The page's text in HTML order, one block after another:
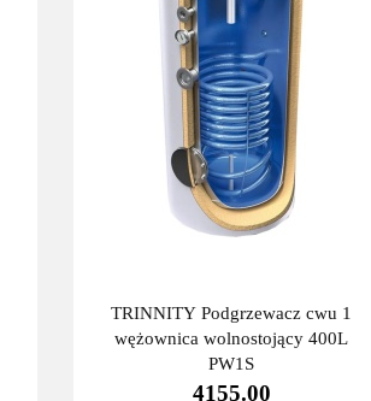
TRINNITY Podgrzewacz cwu 1
wężownica wolnostojący 400L
PW1S
4155.00